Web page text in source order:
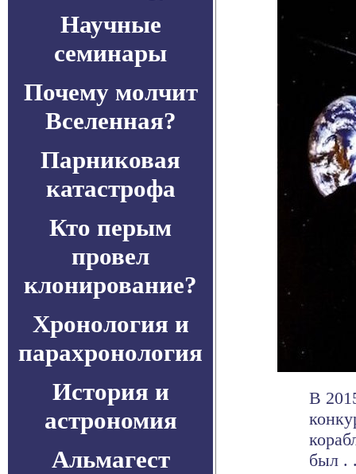
Научные
семинары
Почему молчит
Вселенная?
Парниковая
катастрофа
Кто перым
провел
клонирование?
Хронология и
парахронология
История и
астрономия
Альмагест
В
был .